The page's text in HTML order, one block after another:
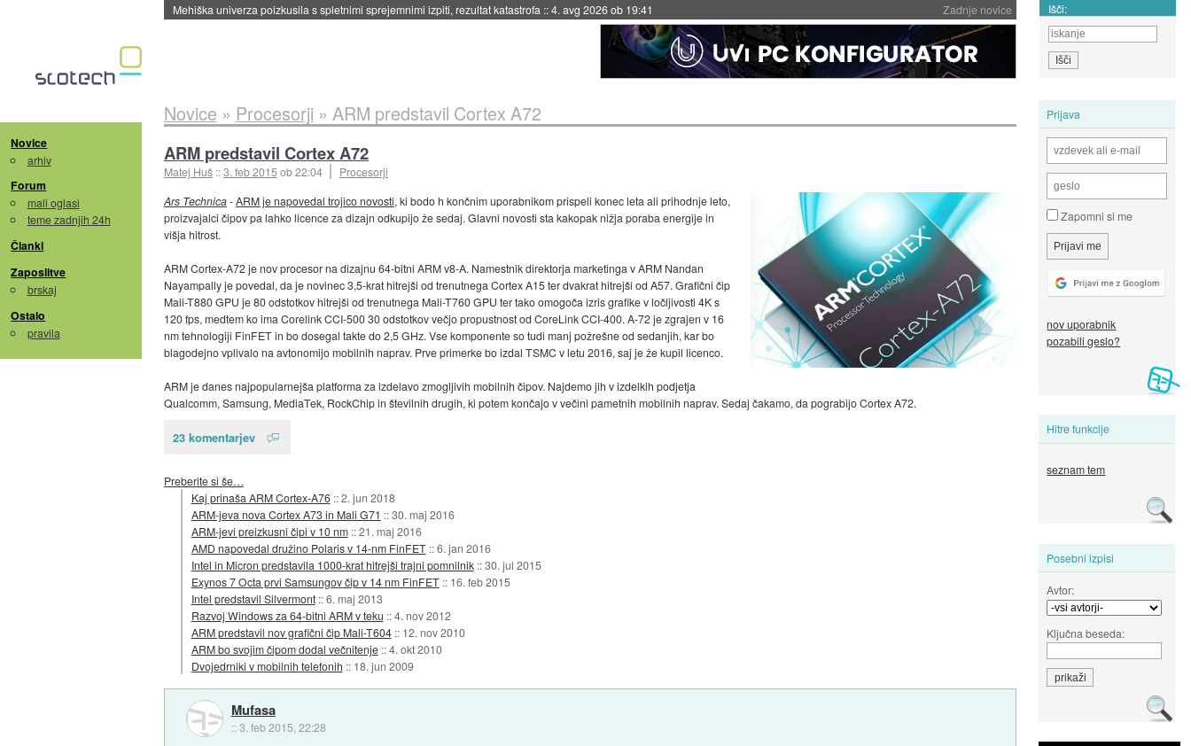
Zadnje novice
Mehiška univerza poizkusila s spletnimi sprejemnimi izpiti, rezultat katastrofa ::4. avg 2026 ob 19:41 Išči:
Novice
arhiv
Forum
mali oglasi
teme zadnjih 24h
Članki
Zaposlitve
brskaj
Ostalo
pravila
Prijava
Zapomni si me
nov uporabnik
pozabili geslo?
Hitre funkcije
seznam tem
Posebni izpisi
Avtor:
Ključna beseda:
Novice » Procesorji » ARM predstavil Cortex A72
ARM predstavil Cortex A72
Matej Huš ::3. feb 2015ob 22:04
Procesorji
Ars Technica-ARM je napovedal trojico novosti, ki bodo h končnim uporabnikom prispeli konec leta ali prihodnje leto,
proizvajalci čipov pa lahko licence za dizajn odkupijo že sedaj. Glavni novosti sta kakopak nižja poraba energije in
višja hitrost.
ARM Cortex-A72 je nov procesor na dizajnu 64-bitni ARM v8-A. Namestnik direktorja marketinga v ARM Nandan
Nayampally je povedal, da je novinec 3,5-krat hitrejši od trenutnega Cortex A15 ter dvakrat hitrejši od A57. Grafični čip
Mali-T880 GPU je 80 odstotkov hitrejši od trenutnega Mali-T760 GPU ter tako omogoča izris grafike v ločljivosti 4K s
120 fps, medtem ko ima Corelink CCI-500 30 odstotkov večjo propustnost od CoreLink CCI-400. A-72 je zgrajen v 16
nm tehnologiji FinFET in bo dosegal takte do 2,5 GHz. Vse komponente so tudi manj požrešne od sedanjih, kar bo
blagodejno vplivalo na avtonomijo mobilnih naprav. Prve primerke bo izdal TSMC v letu 2016, saj je že kupil licenco.
ARM je danes najpopularnejša platforma za izdelavo zmogljivih mobilnih čipov. Najdemo jih v izdelkih podjetja
Qualcomm, Samsung, MediaTek, RockChip in številnih drugih, ki potem končajo v večini pametnih mobilnih naprav. Sedaj čakamo, da pograbijo Cortex A72.
23 komentarjev
Preberite si še…
Kaj prinaša ARM Cortex-A76 ::2. jun 2018
ARM-jeva nova Cortex A73 in Mali G71 ::30. maj 2016
ARM-jevi preizkusni čipi v 10 nm ::21. maj 2016
AMD napovedal družino Polaris v 14-nm FinFET ::6. jan 2016
Intel in Micron predstavila 1000-krat hitrejši trajni pomnilnik ::30. jul 2015
Exynos 7 Octa prvi Samsungov čip v 14 nm FinFET :: 16. feb 2015
Intel predstavil Silvermont ::6. maj 2013
Razvoj Windows za 64-bitni ARM v teku ::4. nov 2012
ARM predstavil nov grafični čip Mali-T604 :: 12. nov 2010
ARM bo svojim čipom dodal večnitenje ::4. okt 2010
Dvojedrniki v mobilnih telefonih :: 18. jun 2009
Mufasa
::3. feb 2015, 22:28